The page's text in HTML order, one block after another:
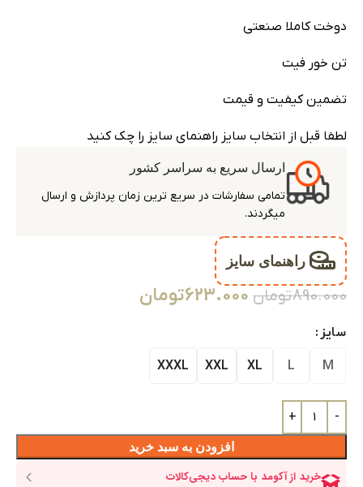
دوخت کاملا صنعتی
تن خور فیت
تضمین کیفیت و قیمت
لطفا قبل از انتخاب سایز راهنمای سایز را چک کنید
ارسال سریع به سراسر کشور
تمامی سفارشات در سریع ترین زمان پردازش و ارسال
میگردند.
راهنمای سایز
890.000تومان 623.000تومان
سایز
M
L
XL
XXL
XXXL
افزودن به سبد خرید